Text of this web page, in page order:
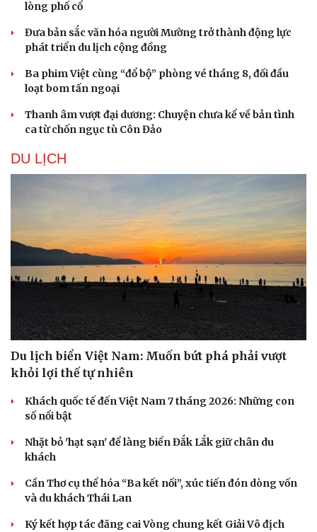
Tư vấn
check-in
Câu chuyện thời sự
Cửa sổ tình yêu
lòng phố cổ
Đưa bản sắc văn hóa người Mường trở thành động lực
phát triển du lịch cộng đồng
Ba phim Việt cùng “đổ bộ” phòng vé tháng 8, đối đầu
loạt bom tấn ngoại
Thanh âm vượt đại dương: Chuyện chưa kể về bản tình
ca từ chốn ngục tù Côn Đảo
DU LỊCH
Du lịch biển Việt Nam: Muốn bứt phá phải vượt
khỏi lợi thế tự nhiên
Khách quốc tế đến Việt Nam 7 tháng 2026: Những con
số nổi bật
Nhặt bỏ 'hạt sạn' để làng biển Đắk Lắk giữ chân du
khách
Cần Thơ cụ thể hóa “Ba kết nối”, xúc tiến đón dòng vốn
và du khách Thái Lan
Ký kết hợp tác đăng cai Vòng chung kết Giải Vô địch